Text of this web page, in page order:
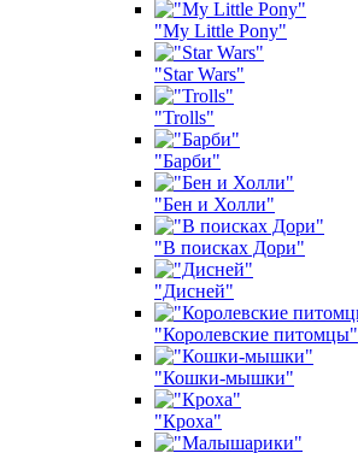
"My Little Pony"
"Star Wars"
"Trolls"
"Барби"
"Бен и Холли"
"В поисках Дори"
"Дисней"
"Королевские питомцы"
"Кошки-мышки"
"Кроха"